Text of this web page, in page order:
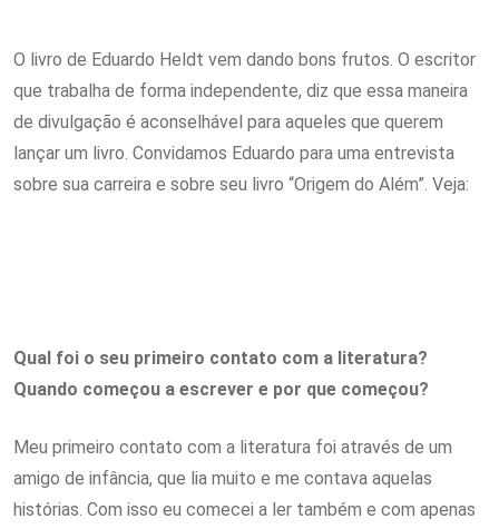
O livro de Eduardo Heldt vem dando bons frutos. O escritor
que trabalha de forma independente, diz que essa maneira
de divulgação é aconselhável para aqueles que querem
lançar um livro. Convidamos Eduardo para uma entrevista
sobre sua carreira e sobre seu livro “Origem do Além”. Veja:
Qual foi o seu primeiro contato com a literatura?
Quando começou a escrever e por que começou?
Meu primeiro contato com a literatura foi através de um
amigo de infância, que lia muito e me contava aquelas
histórias. Com isso eu comecei a ler também e com apenas